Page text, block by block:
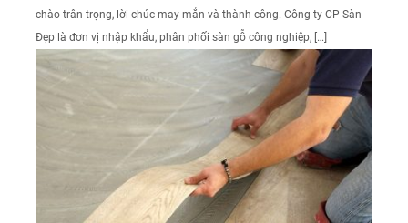
chào trân trọng, lời chúc may mắn và thành công. Công ty CP Sàn
Đẹp là đơn vị nhập khẩu, phân phối sàn gỗ công nghiệp, […]